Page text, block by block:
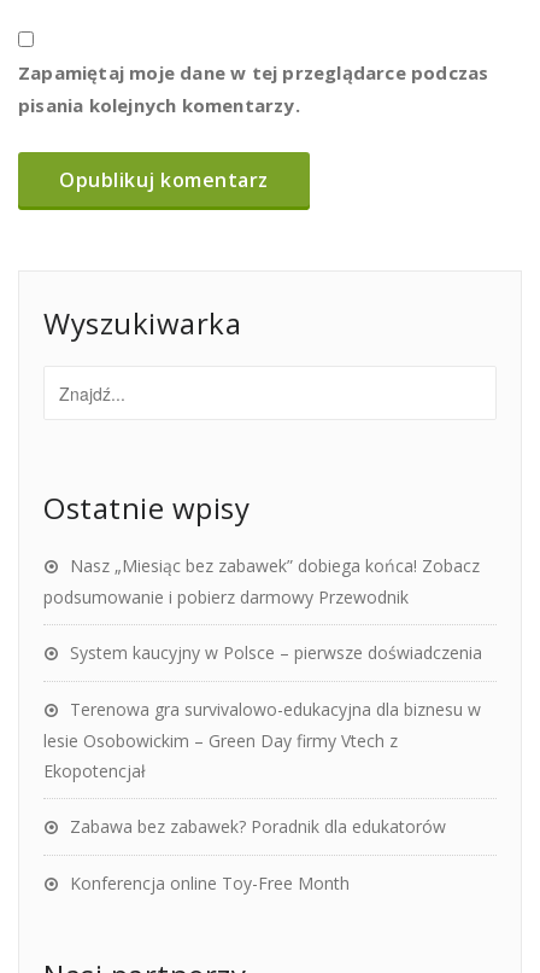
Zapamiętaj moje dane w tej przeglądarce podczas
pisania kolejnych komentarzy.
Wyszukiwarka
Ostatnie wpisy
Nasz „Miesiąc bez zabawek” dobiega końca! Zobacz
podsumowanie i pobierz darmowy Przewodnik
System kaucyjny w Polsce – pierwsze doświadczenia
Terenowa gra survivalowo-edukacyjna dla biznesu w
lesie Osobowickim – Green Day firmy Vtech z
Ekopotencjał
Zabawa bez zabawek? Poradnik dla edukatorów
Konferencja online Toy-Free Month